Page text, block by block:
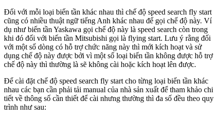
Đối với mỗi loại biến tần khác nhau thì chế độ speed search fly start
cũng có nhiều thuật ngữ tiếng Anh khác nhau để gọi chế độ này. Ví
dụ như biến tần Yaskawa gọi chế độ này là speed search còn trong
khi đó đối với biến tần Mitsubishi gọi là flying start. Lưu ý rằng đối
với một số dòng có hỗ trợ chức năng này thì mới kích hoạt và sử
dụng chế độ này được bởi vì một số loại biến tần không được hỗ trợ
chế độ này thì thường là sẽ không cài hoặc kích hoạt lên được.
Để cài đặt chế độ speed search fly start cho từng loại biến tần khác
nhau các bạn cần phải tải manual của nhà sản xuất để tham khảo chi
tiết về thông số cần thiết để cài nhưng thường thì đa số đều theo quy
trình như sau: